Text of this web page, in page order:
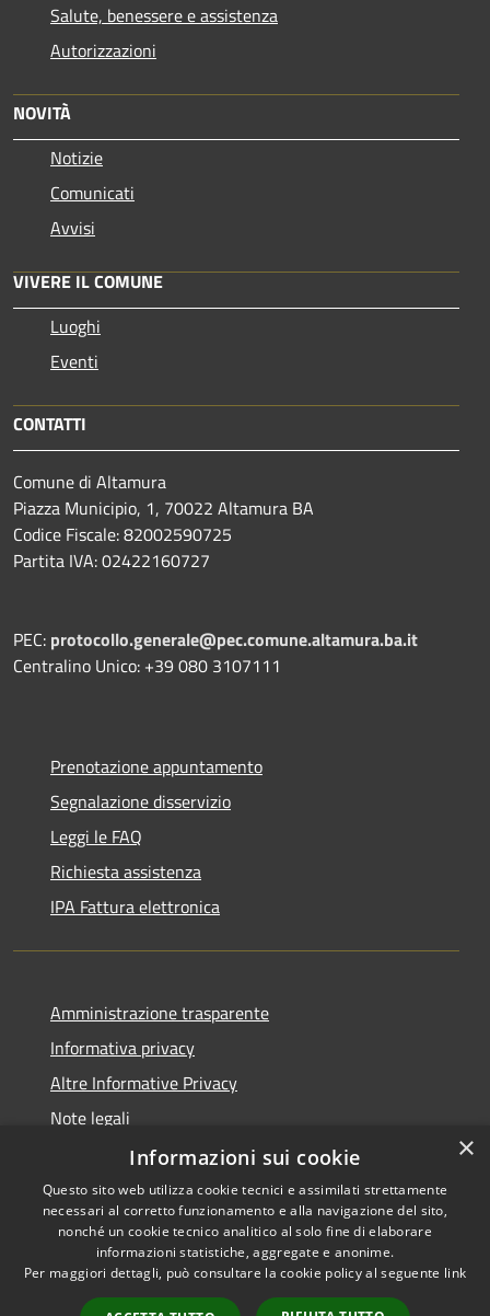
Salute, benessere e assistenza
Autorizzazioni
NOVITÀ
Notizie
Comunicati
Avvisi
VIVERE IL COMUNE
Luoghi
Eventi
CONTATTI
Comune di Altamura
Piazza Municipio, 1, 70022 Altamura BA
Codice Fiscale: 82002590725
Partita IVA: 02422160727
PEC: protocollo.generale@pec.comune.altamura.ba.it
Centralino Unico: +39 080 3107111
Prenotazione appuntamento
Segnalazione disservizio
Leggi le FAQ
Richiesta assistenza
IPA Fattura elettronica
Amministrazione trasparente
Informativa privacy
Altre Informative Privacy
Note legali
Dichiarazione di accessibilità
RSS
Accessibilità
Copyright © 2026 • Comune di
×
Informazioni sui cookie
Questo sito web utilizza cookie tecnici e assimilati strettamente
necessari al corretto funzionamento e alla navigazione del sito,
nonché un cookie tecnico analitico al solo fine di elaborare
informazioni statistiche, aggregate e anonime.
Per maggiori dettagli, può consultare la cookie policy al seguente link